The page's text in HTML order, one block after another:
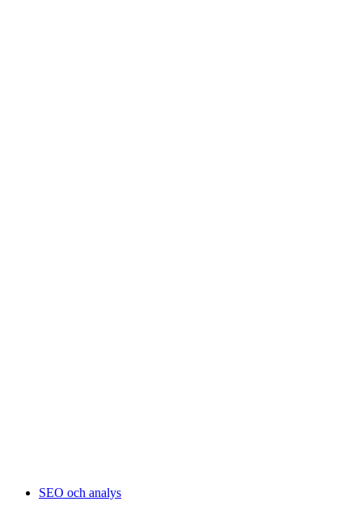
SEO och analys